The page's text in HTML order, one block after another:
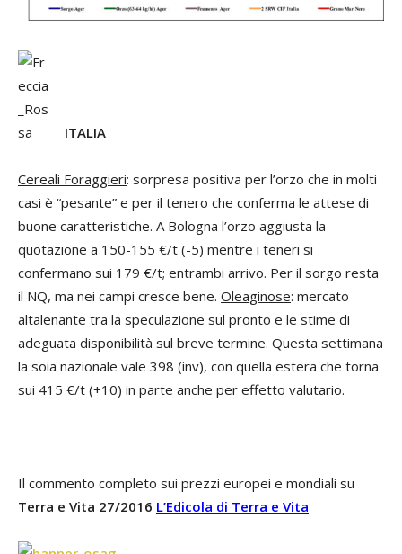
ITALIA
Cereali Foraggieri: sorpresa positiva per l’orzo che in molti
casi è “pesante” e per il tenero che conferma le attese di
buone caratteristiche. A Bologna l’orzo aggiusta la
quotazione a 150-155 €/t (-5) mentre i teneri si
confermano sui 179 €/t; entrambi arrivo. Per il sorgo resta
il NQ, ma nei campi cresce bene. Oleaginose: mercato
altalenante tra la speculazione sul pronto e le stime di
adeguata disponibilità sul breve termine. Questa settimana
la soia nazionale vale 398 (inv), con quella estera che torna
sui 415 €/t (+10) in parte anche per effetto valutario.
Il commento completo sui prezzi europei e mondiali su
Terra e Vita 27/2016 L’Edicola di Terra e Vita